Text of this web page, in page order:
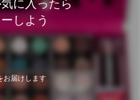
に入ったら
しよう
お届けします